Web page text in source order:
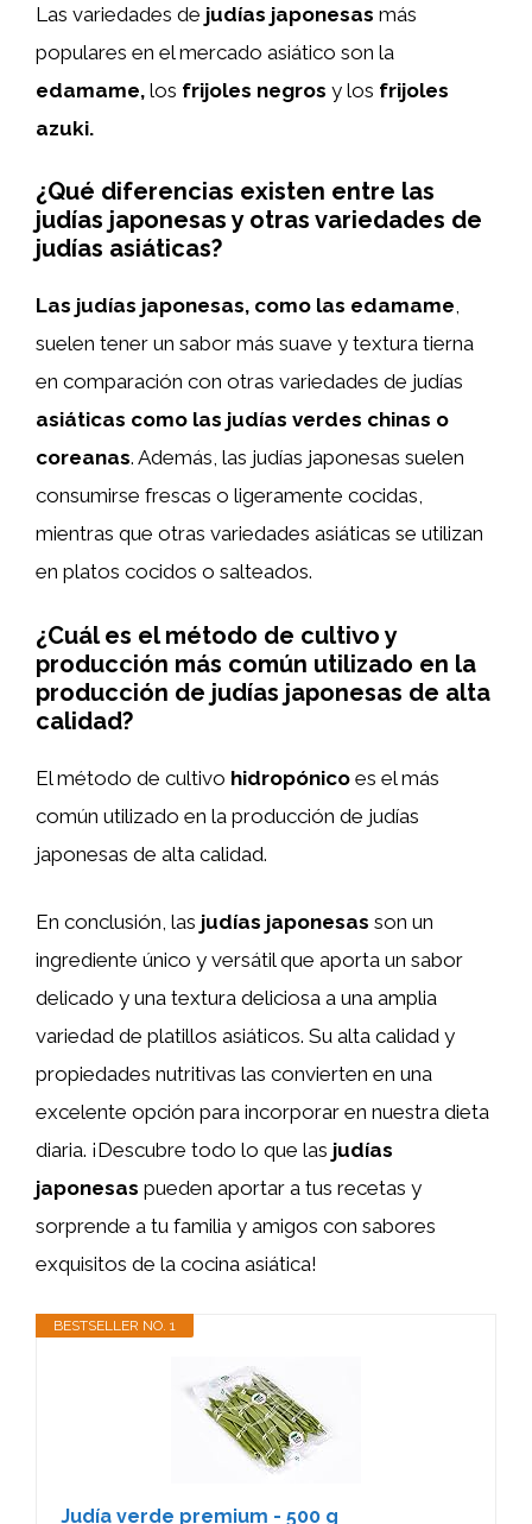
Las variedades de judías japonesas más
populares en el mercado asiático son la
edamame, los frijoles negros y los frijoles
azuki.
¿Qué diferencias existen entre las
judías japonesas y otras variedades de
judías asiáticas?
Las judías japonesas, como las edamame,
suelen tener un sabor más suave y textura tierna
en comparación con otras variedades de judías
asiáticas como las judías verdes chinas o
coreanas. Además, las judías japonesas suelen
consumirse frescas o ligeramente cocidas,
mientras que otras variedades asiáticas se utilizan
en platos cocidos o salteados.
¿Cuál es el método de cultivo y
producción más común utilizado en la
producción de judías japonesas de alta
calidad?
El método de cultivo hidropónico es el más
común utilizado en la producción de judías
japonesas de alta calidad.
En conclusión, las judías japonesas son un
ingrediente único y versátil que aporta un sabor
delicado y una textura deliciosa a una amplia
variedad de platillos asiáticos. Su alta calidad y
propiedades nutritivas las convierten en una
excelente opción para incorporar en nuestra dieta
diaria. ¡Descubre todo lo que las judías
japonesas pueden aportar a tus recetas y
sorprende a tu familia y amigos con sabores
exquisitos de la cocina asiática!
BESTSELLER NO. 1
Judía verde premium - 500 g